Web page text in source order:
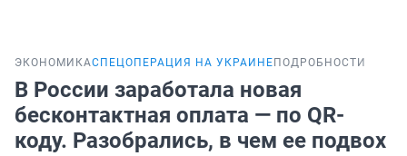
ЭКОНОМИКАСПЕЦОПЕРАЦИЯ НА УКРАИНЕ ПОДРОБНОСТИ
В России заработала новая
бесконтактная оплата — по QR-
коду. Разобрались, в чем ее подвох